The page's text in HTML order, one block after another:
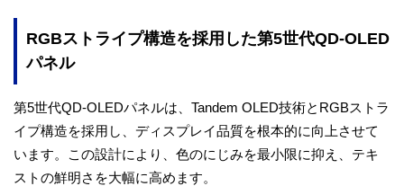
RGBストライプ構造を採用した第5世代QD-OLED
パネル
第5世代QD-OLEDパネルは、Tandem OLED技術とRGBストラ
イプ構造を採用し、ディスプレイ品質を根本的に向上させて
います。この設計により、色のにじみを最小限に抑え、テキ
ストの鮮明さを大幅に高めます。